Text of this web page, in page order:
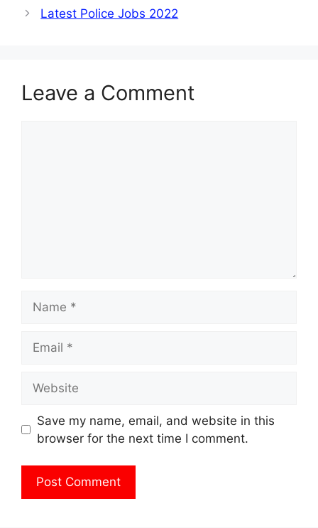
Latest Police Jobs 2022
Leave a Comment
Save my name, email, and website in this
browser for the next time I comment.